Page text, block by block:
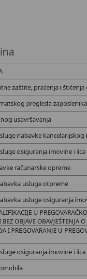
zaštite, praćenja i
pregleda zaposlenika
usavršavanja
nabavke kancelarijskog
osiguranja imovine i lica
računarske opreme
usluge otpreme
usluge osiguranja
U
OBJAVE OBAVJEŠTENJA
I PREGOVARANJE U
osiguranja imovine i lica